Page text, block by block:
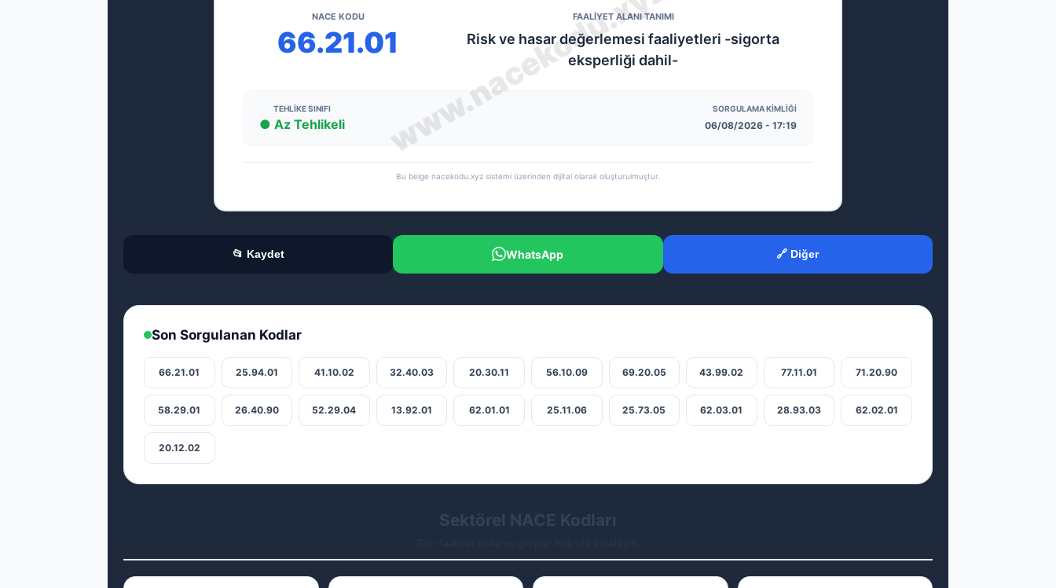
NACE KODU
66.21.01
FAALİYET ALANI TANIMI
Risk ve hasar değerlemesi faaliyetleri -sigorta
eksperliği dahil-
TEHLIKE SINIFI
● Az Tehlikeli
SORGULAMA KIMLIĞI
06/08/2026 - 17:19
Bu belge nacekodu.xyz sistemi üzerinden dijital olarak oluşturulmuştur.
📂 Kaydet WhatsApp 🔗 Diğer
Son Sorgulanan Kodlar
66.21.01 25.94.01 41.10.02 32.40.03 20.30.11 56.10.09 69.20.05 43.99.02 77.11.01 71.20.90
58.29.01 26.40.90 52.29.04 13.92.01 62.01.01 25.11.06 25.73.05 62.03.01 28.93.03 62.02.01
20.12.02
Sektörel NACE Kodları